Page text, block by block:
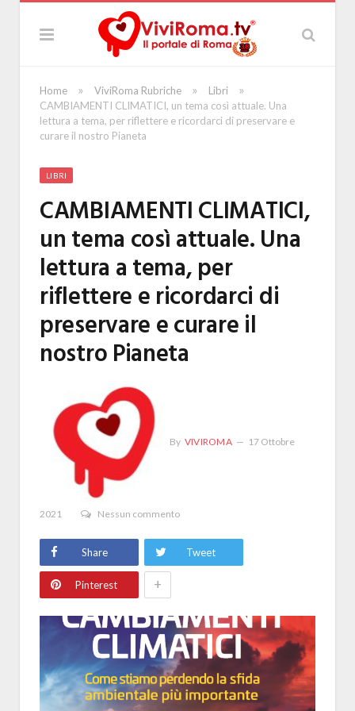
Home » ViviRoma Rubriche » Libri »
CAMBIAMENTI CLIMATICI, un tema così attuale. Una
lettura a tema, per riflettere e ricordarci di preservare e
curare il nostro Pianeta
LIBRI
CAMBIAMENTI CLIMATICI,
un tema così attuale. Una
lettura a tema, per
riflettere e ricordarci di
preservare e curare il
nostro Pianeta
By VIVIROMA 17 Ottobre
2021 Nessun commento
Share Tweet
Pinterest +